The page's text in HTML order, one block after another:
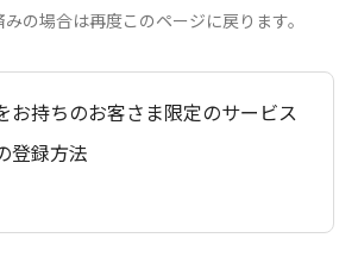
の場合は再度このページに戻ります。
お持ちのお客さま限定のサービス
登録方法